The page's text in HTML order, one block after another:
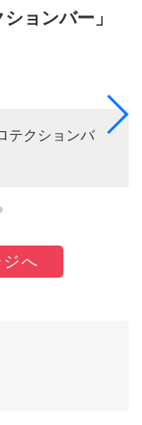
ョンバー」
テクションバ
へ